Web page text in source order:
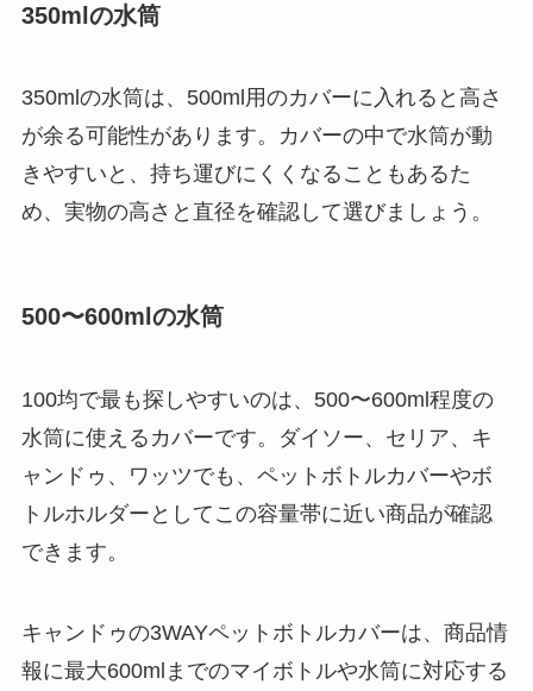
【100均】ダイソー/
セリア等でチャイル
ドシートカバーは買
える？代用品＆おす
買える？人気アイテ
ムと選び方のコツを
【100均】ダイソー/
法！
350mlの水筒
350mlの水筒は、500ml用のカバーに入れると高さ
が余る可能性があります。カバーの中で水筒が動
きやすいと、持ち運びにくくなることもあるた
め、実物の高さと直径を確認して選びましょう。
500〜600mlの水筒
100均で最も探しやすいのは、500〜600ml程度の
水筒に使えるカバーです。ダイソー、セリア、キ
ャンドゥ、ワッツでも、ペットボトルカバーやボ
トルホルダーとしてこの容量帯に近い商品が確認
できます。
キャンドゥの3WAYペットボトルカバーは、商品情
報に最大600mlまでのマイボトルや水筒に対応する